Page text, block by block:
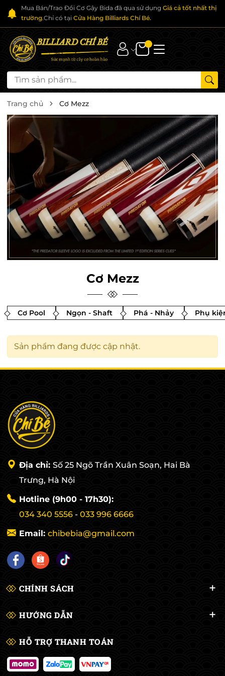
Mua Bán/Trao Đổi Cơ Gậy Bida đã qua sử dụng Giá cả tốt nhất thị
trường.Chỉ có tại Cửa Hàng Billiards Chí Bé.
Trang chủ Cơ Mezz
Cơ Mezz
Cơ Pool Ngọn - Shaft Phá - Nhảy Phụ
Sản phẩm đang được cập nhật.
Địa chỉ: Số 25 Ngõ Trần Xuân Soạn, Hai Bà
Trưng, Hà Nội
Hotline (9h00 - 17h30):
034 340 5556 - 033 996 6666
Email: chibebia@gmail.com
CHÍNH SÁCH
HƯỚNG DẪN
HỖ TRỢ THANH TOÁN